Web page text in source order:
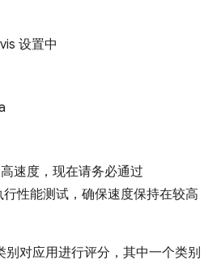
设置中
速度，现在请务必通过
行性能测试，确保速度保持在较高
别对应用进行评分，其中一个类别